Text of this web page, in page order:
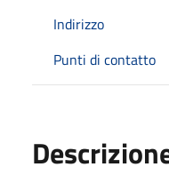
Indirizzo
Punti di contatto